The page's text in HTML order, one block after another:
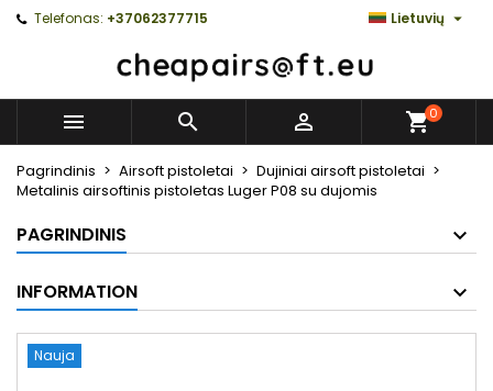
Telefonas: +37062377715 Lietuvių 
   0
Pagrindinis Airsoft pistoletai
Dujiniai airsoft pistoletai
Metalinis airsoftinis pistoletas Luger P08 su dujomis
PAGRINDINIS
INFORMATION
Nauja